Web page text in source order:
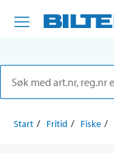
Start Fritid Fiske